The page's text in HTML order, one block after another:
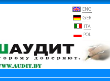
ENG
GER
ITA
POL